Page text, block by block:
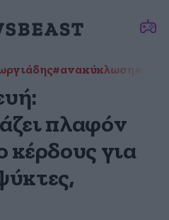
#ανακύκλωση
πλαφόν
κέρδους για